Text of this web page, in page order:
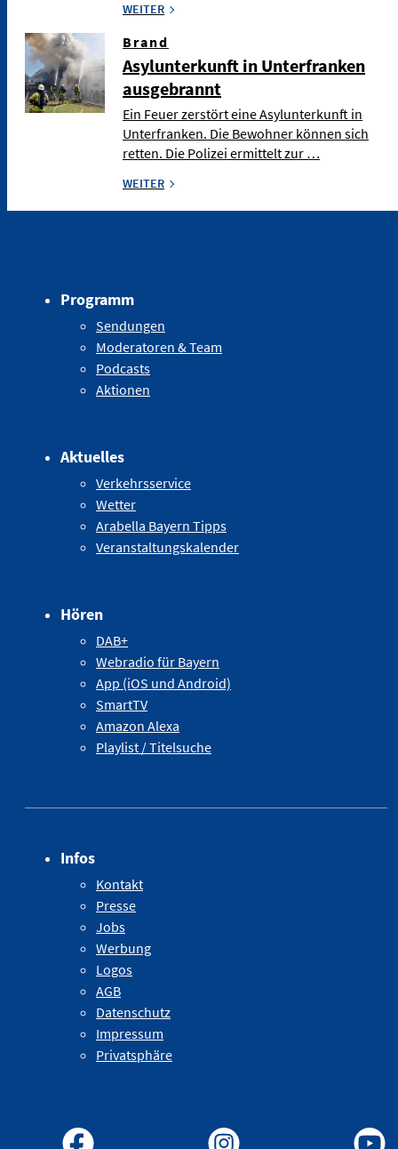
WEITER
Brand
Asylunterkunft in Unterfranken
ausgebrannt
Ein Feuer zerstört eine Asylunterkunft in
Unterfranken. Die Bewohner können sich
retten. Die Polizei ermittelt zur …
WEITER
Programm
Sendungen
Moderatoren & Team
Podcasts
Aktionen
Aktuelles
Verkehrsservice
Wetter
Arabella Bayern Tipps
Veranstaltungskalender
Hören
DAB+
Webradio für Bayern
App (iOS und Android)
SmartTV
Amazon Alexa
Playlist / Titelsuche
Infos
Kontakt
Presse
Jobs
Werbung
Logos
AGB
Datenschutz
Impressum
Privatsphäre